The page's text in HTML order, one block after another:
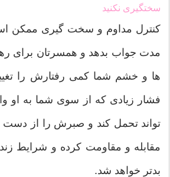
سختگیری نکنید
کنترل مداوم و سخت گیری ممکن
مدت جواب بدهد و همسرتان برای
ها و خشم شما کمی رفتارش را
فشار زیادی که از سوی شما به او
تواند تحمل کند و صبرش را از
مقابله و مقاومت کرده و شرایط
بدتر خواهد شد.